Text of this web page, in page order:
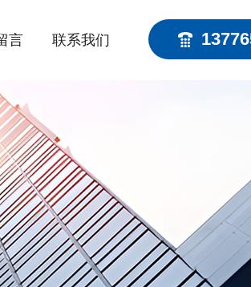
言 联系我们